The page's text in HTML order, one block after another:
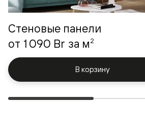
Стеновые панели
от 1 090 Br за м2
В корзину